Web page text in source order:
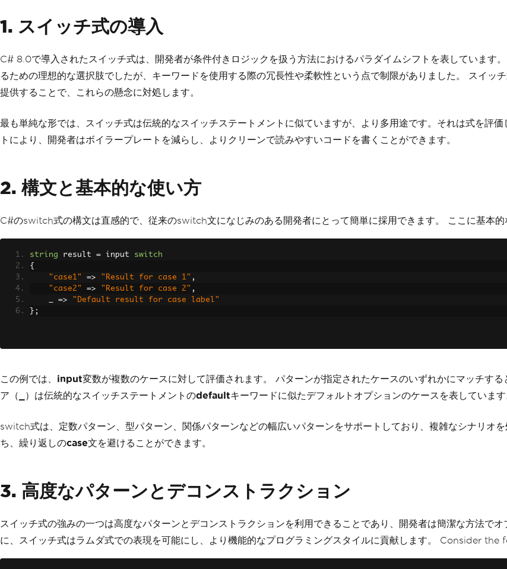
1. スイッチ式の導入
C# 8.0で導入されたスイッチ式は、開発者が条件付きロジックを扱う方法におけるパラダイムシフトを表しています
るための理想的な選択肢でしたが、キーワードを使用する際の冗長性や柔軟性という点で制限がありました。 スイッ
提供することで、これらの懸念に対処します。
最も単純な形では、スイッチ式は伝統的なスイッチステートメントに似ていますが、より多用途です。それは式を評
トにより、開発者はボイラープレートを減らし、よりクリーンで読みやすいコードを書くことができます。
2. 構文と基本的な使い方
C#のswitch式の構文は直感的で、従来のswitch文になじみのある開発者にとって簡単に採用できます。 ここに基本的
string result = input switch
{
"case1"
=> "Result for case 1" ,
"case2"
=> "Result for case 2" ,
=>
"Default result for case label"
};
この例では、 input変数が複数のケースに対して評価されます。 パターンが指定されたケースのいずれかにマッチする
ア（
）は伝統的なスイッチステートメントのdefaultキーワードに似たデフォルトオプションのケースを表しています
switch式は、定数パターン、型パターン、関係パターンなどの幅広いパターンをサポートしており、複雑なシナリオ
ち、繰り返しのcase文を避けることができます。
3. 高度なパターンとデコンストラクション
スイッチ式の強みの一つは高度なパターンとデコンストラクションを利用できることであり、開発者は簡潔な方法で
に、スイッチ式はラムダ式での表現を可能にし、より機能的なプログラミングスタイルに貢献します。 Consider